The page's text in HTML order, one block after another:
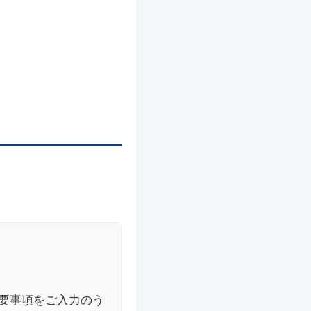
事項をご入力のう